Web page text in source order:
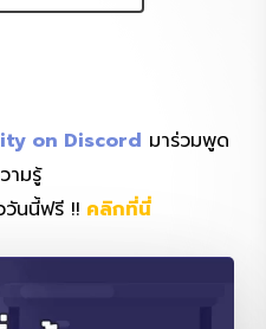
ามรู้
นนี้ฟรี !!
Play Video
Play Video